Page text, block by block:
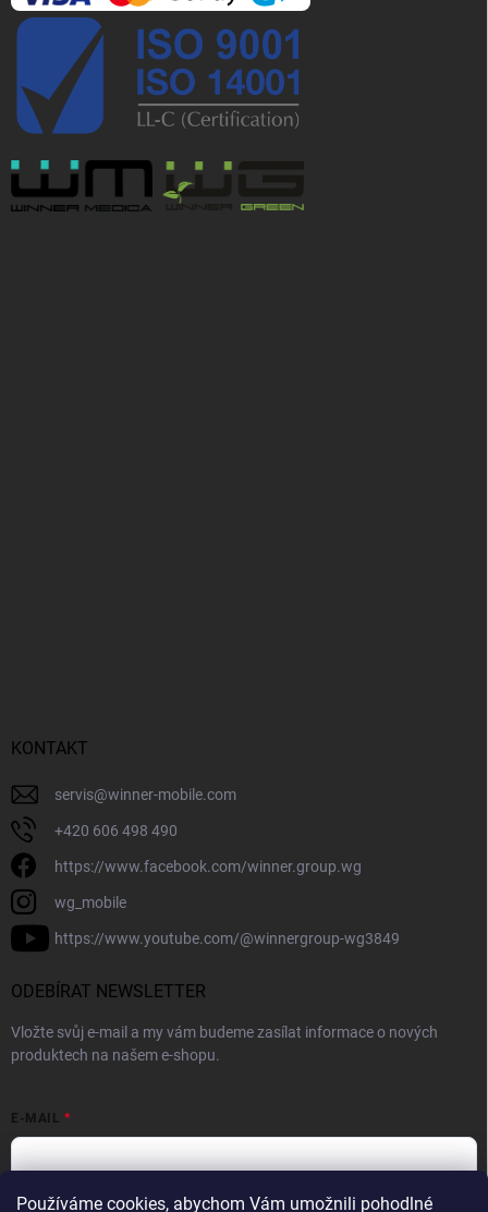
Používáme cookies, abychom Vám umožnili pohodlné
KONTAKT
servis@winner-mobile.com
+420 606 498 490
https://www.facebook.com/winner.group.wg
wg_mobile
https://www.youtube.com/@winnergroup-wg3849
ODEBÍRAT NEWSLETTER
Vložte svůj e-mail a my vám budeme zasílat informace o nových
produktech na našem e-shopu.
E-MAIL